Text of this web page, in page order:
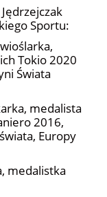
Sportu:
Tokio 2020
Świata
medalista
2016,
Europy
medalistka